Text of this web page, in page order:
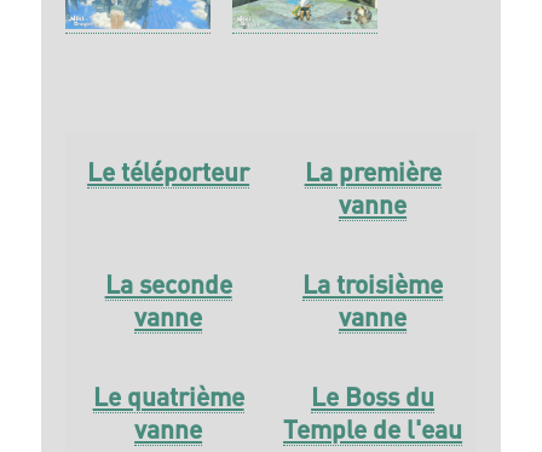
Le téléporteur
La première
vanne
La seconde
vanne
La troisième
vanne
Le quatrième
vanne
Le Boss du
Temple de l'eau